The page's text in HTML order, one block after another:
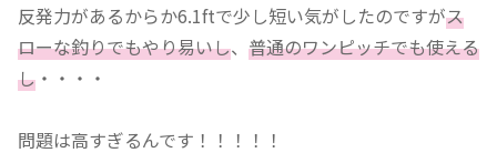
反発力があるからか6.1ftで少し短い気がしたのですがス
ローな釣りでもやり易いし、 普通のワンピッチでも使える
し ・・・・
問題は高すぎるんです！！！！！